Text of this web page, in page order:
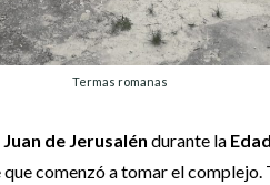
Termas romanas
de Jerusalén durante la
comenzó a tomar el complejo.